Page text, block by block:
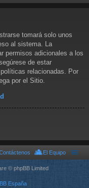
tomará solo unos
al sistema. La
permisos adicionales a los
de estar
relacionadas. Por
por el Sitio.
El Equipo
© phpBB Limited
España